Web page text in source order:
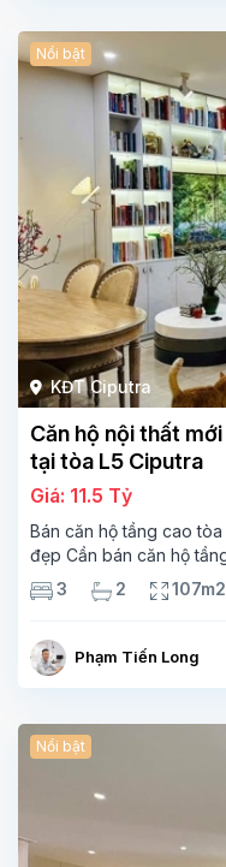
KĐT Ciputra
Nổi bật
Căn hộ nội thất
tại tòa L5 Ciputra
Giá: 11.5 Tỷ
Bán căn hộ tầng cao tòa
đẹp Cần bán căn hộ
107m², thiết kế 3 phòng
thoáng. Căn
3 2 107m2
Phạm Tiến Long
Nổi bật